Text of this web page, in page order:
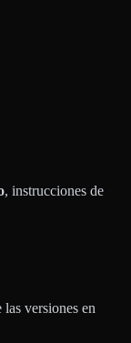
, instrucciones de
versiones en